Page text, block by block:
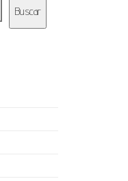
Buscar